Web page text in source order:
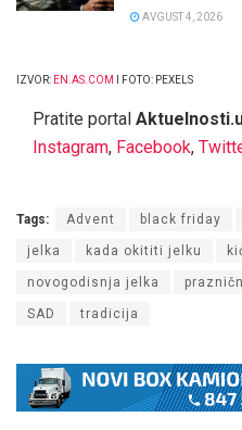
AVGUST 4, 2026
IZVOR: EN.AS.COM I FOTO: PEXELS
Pratite portal
Instagram, Facebook,
Tags: Advent black friday
jelka kada okititi jelku
novogodisnja jelka
SAD tradicija